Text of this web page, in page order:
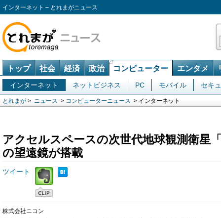
インターネット – とれまがニュース
トップ 社会 経済 政治 コンピューター エンタメ
インターネット ネットビジネス PC モバイル セキ
とれまが > ニュース > コンピューターニュース > インターネット
アクセルスペースの次世代地球観測衛星
の望遠鏡が搭載
ツイート
株式会社ニコン